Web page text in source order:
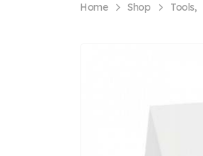
Home Shop Tools,